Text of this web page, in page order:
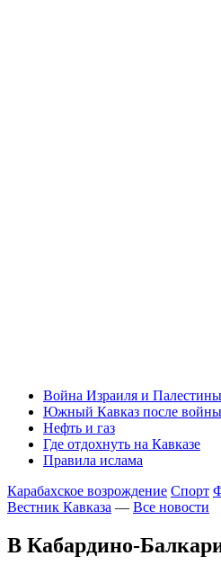
Война Израиля и
Южный Кавказ после войны
Нефть и газ
Где отдохнуть на Кавказе
Правила ислама
Карабахское возрождение Спорт
Вестник Кавказа — Все новости
В Кабардино-